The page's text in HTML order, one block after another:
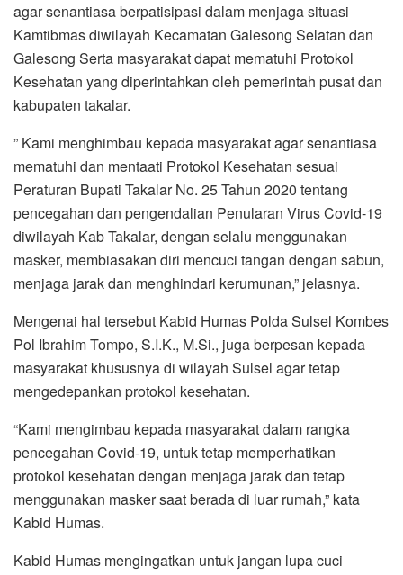
agar senantiasa berpatisipasi dalam menjaga situasi
Kamtibmas diwilayah Kecamatan Galesong Selatan dan
Galesong Serta masyarakat dapat mematuhi Protokol
Kesehatan yang diperintahkan oleh pemerintah pusat dan
kabupaten takalar.
” Kami menghimbau kepada masyarakat agar senantiasa
mematuhi dan mentaati Protokol Kesehatan sesuai
Peraturan Bupati Takalar No. 25 Tahun 2020 tentang
pencegahan dan pengendalian Penularan Virus Covid-19
diwilayah Kab Takalar, dengan selalu menggunakan
masker, membiasakan diri mencuci tangan dengan sabun,
menjaga jarak dan menghindari kerumunan,” jelasnya.
Mengenai hal tersebut Kabid Humas Polda Sulsel Kombes
Pol Ibrahim Tompo, S.I.K., M.Si., juga berpesan kepada
masyarakat khususnya di wilayah Sulsel agar tetap
mengedepankan protokol kesehatan.
“Kami mengimbau kepada masyarakat dalam rangka
pencegahan Covid-19, untuk tetap memperhatikan
protokol kesehatan dengan menjaga jarak dan tetap
menggunakan masker saat berada di luar rumah,” kata
Kabid Humas.
Kabid Humas mengingatkan untuk jangan lupa cuci